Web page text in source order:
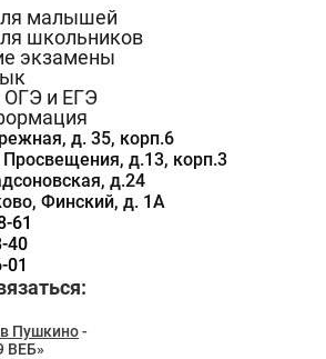
малышей
школьников
экзамены
ОГЭ и ЕГЭ
д. 35, корп.6
Просвещения, д.13, корп.3
д.24
Финский, д. 1А
61
40
01
Пушкино-
ВЕБ»